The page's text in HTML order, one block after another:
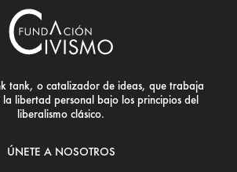
tank, o catalizador de ideas, que trabaja
la libertad personal bajo los principios del
liberalismo clásico.
ÚNETE A NOSOTROS